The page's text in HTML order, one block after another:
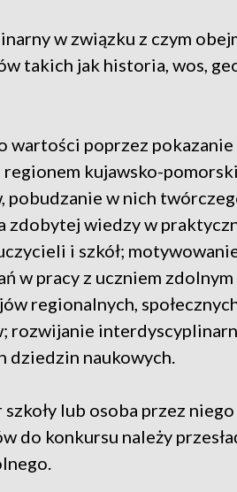
w związku z czym
takich jak historia, wos,
wartości poprzez
kujawsko-
w nich
wiedzy w
i szkół;
w pracy z uczniem
regionalnych,
rozwijanie
dziedzin naukowych.
lub osoba przez
do konkursu należy